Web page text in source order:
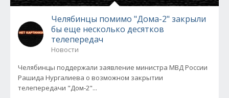
Челябинцы помимо "Дома-2" закрыли
бы еще несколько десятков
телепередач
Новости
Челябинцы поддержали заявление министра МВД России
Рашида Нургалиева о возможном закрытии
телепередачи "Дом-2"...